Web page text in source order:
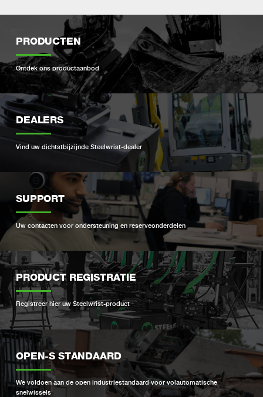
PRODUCTEN
Ontdek ons ​​productaanbod
DEALERS
Vind uw dichtstbijzijnde Steelwrist-dealer
SUPPORT
Uw contacten voor ondersteuning en reserveonderdelen
PRODUCT REGISTRATIE
Registreer hier uw Steelwrist-product
OPEN-S STANDAARD
We voldoen aan de open industriestandaard voor volautomatische
snelwissels